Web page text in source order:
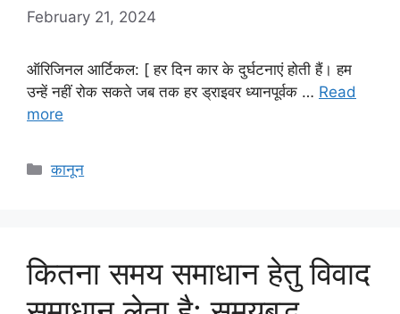
February 21, 2024
ऑरिजिनल आर्टिकल: [ हर दिन कार के दुर्घटनाएं होती हैं। हम
उन्हें नहीं रोक सकते जब तक हर ड्राइवर ध्यानपूर्वक … Read
more
Categories
कानून
कितना समय समाधान हेतु विवाद